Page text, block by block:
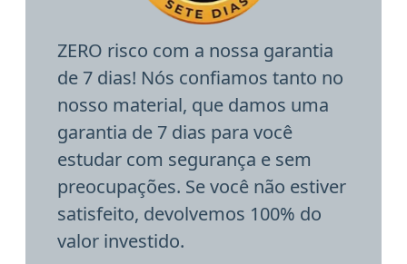
ZERO risco com a nossa garantia
de 7 dias! Nós confiamos tanto no
nosso material, que damos uma
garantia de 7 dias para você
estudar com segurança e sem
preocupações. Se você não estiver
satisfeito, devolvemos 100% do
valor investido.